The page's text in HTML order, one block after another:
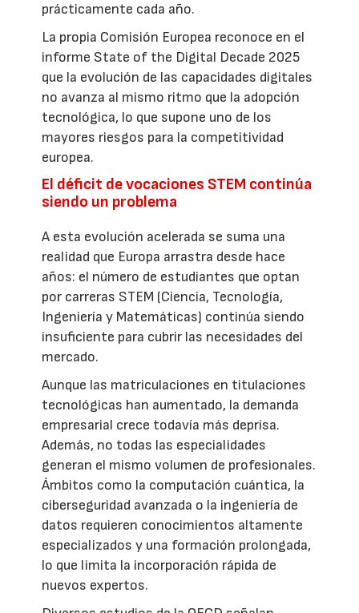
prácticamente cada año.
La propia Comisión Europea reconoce en el
informe State of the Digital Decade 2025
que la evolución de las capacidades digitales
no avanza al mismo ritmo que la adopción
tecnológica, lo que supone uno de los
mayores riesgos para la competitividad
europea.
El déficit de vocaciones STEM continúa
siendo un problema
A esta evolución acelerada se suma una
realidad que Europa arrastra desde hace
años: el número de estudiantes que optan
por carreras STEM (Ciencia, Tecnología,
Ingeniería y Matemáticas) continúa siendo
insuficiente para cubrir las necesidades del
mercado.
Aunque las matriculaciones en titulaciones
tecnológicas han aumentado, la demanda
empresarial crece todavía más deprisa.
Además, no todas las especialidades
generan el mismo volumen de profesionales.
Ámbitos como la computación cuántica, la
ciberseguridad avanzada o la ingeniería de
datos requieren conocimientos altamente
especializados y una formación prolongada,
lo que limita la incorporación rápida de
nuevos expertos.